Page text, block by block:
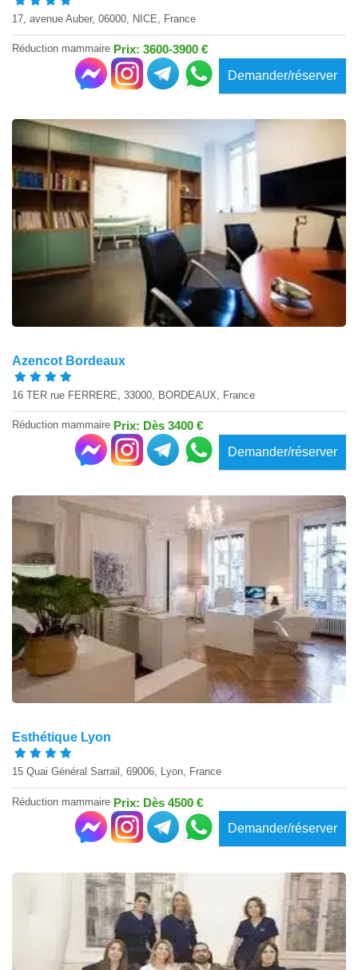
17, avenue Auber, 06000, NICE, France
Réduction mammaire Prix: 3600-3900 €
Demander/réserver
Azencot Bordeaux
16 TER rue FERRERE, 33000, BORDEAUX, France
Réduction mammaire Prix: Dès 3400 €
Demander/réserver
Esthétique Lyon
15 Quai Général Sarrail, 69006, Lyon, France
Réduction mammaire Prix: Dès 4500 €
Demander/réserver